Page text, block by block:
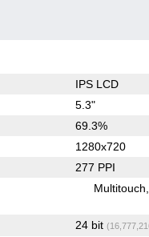
IPS LCD
5.3"
69.3%
1280x720
277 PPI
Multitouch
24 bit